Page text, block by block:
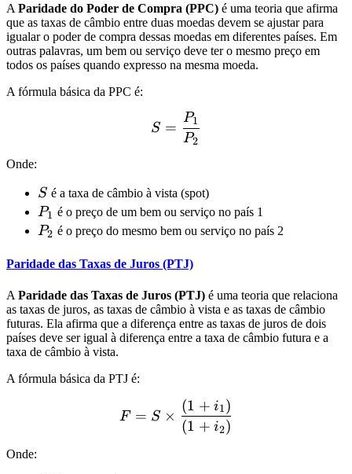
A Paridade do Poder de Compra (PPC) é uma teoria que afirma
que as taxas de câmbio entre duas moedas devem se ajustar para
igualar o poder de compra dessas moedas em diferentes países. Em
outras palavras, um bem ou serviço deve ter o mesmo preço em
todos os países quando expresso na mesma moeda.
A fórmula básica da PPC é:
S = \frac{P_1}{P_2}
S =
P2
P1
Onde:
S
S é a taxa de câmbio à vista (spot)
P_1
P1 é o preço de um bem ou serviço no país 1
P_2
P2 é o preço do mesmo bem ou serviço no país 2
Paridade das Taxas de Juros (PTJ)
A Paridade das Taxas de Juros (PTJ) é uma teoria que relaciona
as taxas de juros, as taxas de câmbio à vista e as taxas de câmbio
futuras. Ela afirma que a diferença entre as taxas de juros de dois
países deve ser igual à diferença entre a taxa de câmbio futura e a
taxa de câmbio à vista.
A fórmula básica da PTJ é:
F = S \times \frac{(1 +
F = S ×
(1 + i2)
(1 + i1)
Onde: